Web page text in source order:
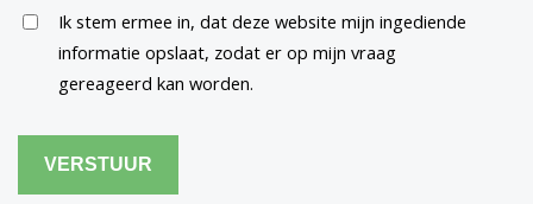
Untitled
Ik stem ermee in, dat deze website mijn ingediende
informatie opslaat, zodat er op mijn vraag
gereageerd kan worden.
CAPTCHA